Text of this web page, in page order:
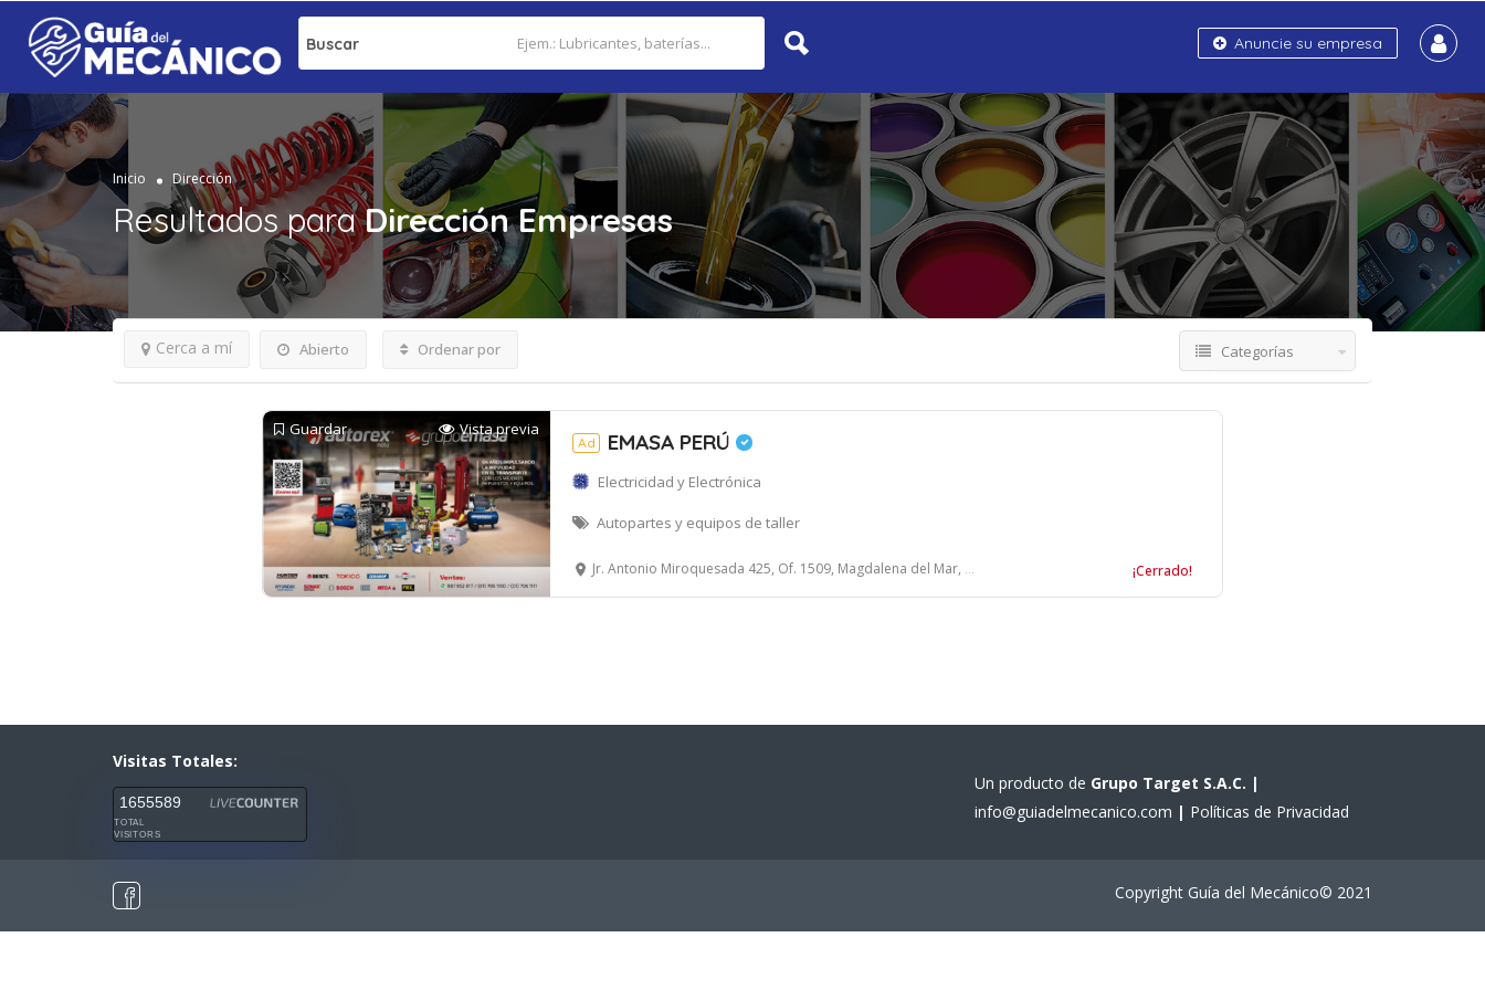
Buscar Anuncie su empresa
Inicio Dirección
Resultados paraDirección Empresas
Abierto
Cerca a mí Ordenar por Categorías
Guardar Vista previa
Ad EMASA PERÚ
Electricidad y Electrónica
Autopartes y equipos de taller
Jr. Antonio Miroquesada 425, Of. 1509, Magdalena del Mar, Lima ¡Cerrado!
Visitas Totales:
1655589
TOTAL
VISITORS
Un producto de Grupo Target S.A.C. |
info@guiadelmecanico.com | Políticas de Privacidad
Copyright Guía del Mecánico© 2021